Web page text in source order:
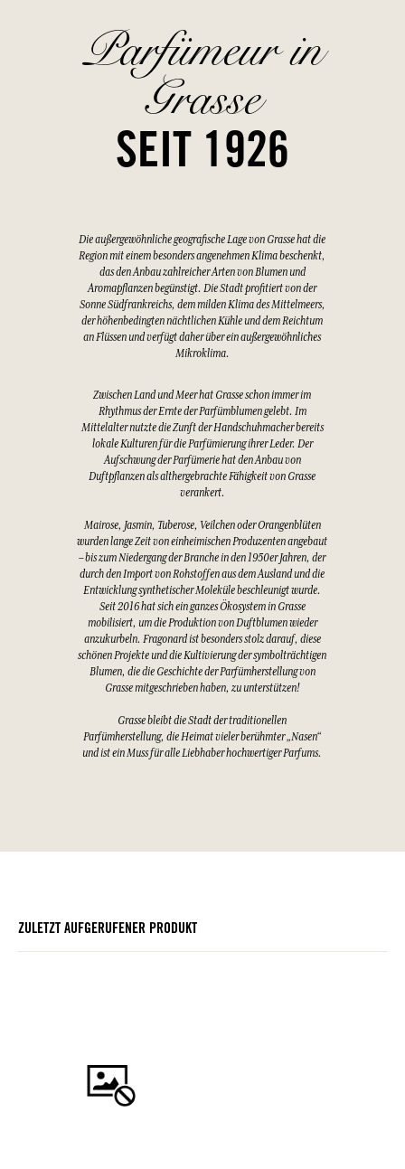
Parfümeur in
Grasse
SEIT 1926
Die außergewöhnliche geografische Lage von Grasse hat die
Region mit einem besonders angenehmen Klima beschenkt,
das den Anbau zahlreicher Arten von Blumen und
Aromapflanzen begünstigt. Die Stadt profitiert von der
Sonne Südfrankreichs, dem milden Klima des Mittelmeers,
der höhenbedingten nächtlichen Kühle und dem Reichtum
an Flüssen und verfügt daher über ein außergewöhnliches
Mikroklima.
Zwischen Land und Meer hat Grasse schon immer im
Rhythmus der Ernte der Parfümblumen gelebt. Im
Mittelalter nutzte die Zunft der Handschuhmacher bereits
lokale Kulturen für die Parfümierung ihrer Leder. Der
Aufschwung der Parfümerie hat den Anbau von
Duftpflanzen als althergebrachte Fähigkeit von Grasse
verankert.
Mairose, Jasmin, Tuberose, Veilchen oder Orangenblüten
wurden lange Zeit von einheimischen Produzenten angebaut
– bis zum Niedergang der Branche in den 1950er Jahren, der
durch den Import von Rohstoffen aus dem Ausland und die
Entwicklung synthetischer Moleküle beschleunigt wurde.
Seit 2016 hat sich ein ganzes Ökosystem in Grasse
mobilisiert, um die Produktion von Duftblumen wieder
anzukurbeln. Fragonard ist besonders stolz darauf, diese
schönen Projekte und die Kultivierung der symbolträchtigen
Blumen, die die Geschichte der Parfümherstellung von
Grasse mitgeschrieben haben, zu unterstützen!
Grasse bleibt die Stadt der traditionellen
Parfümherstellung, die Heimat vieler berühmter „Nasen“
und ist ein Muss für alle Liebhaber hochwertiger Parfums.
ZULETZT AUFGERUFENER PRODUKT